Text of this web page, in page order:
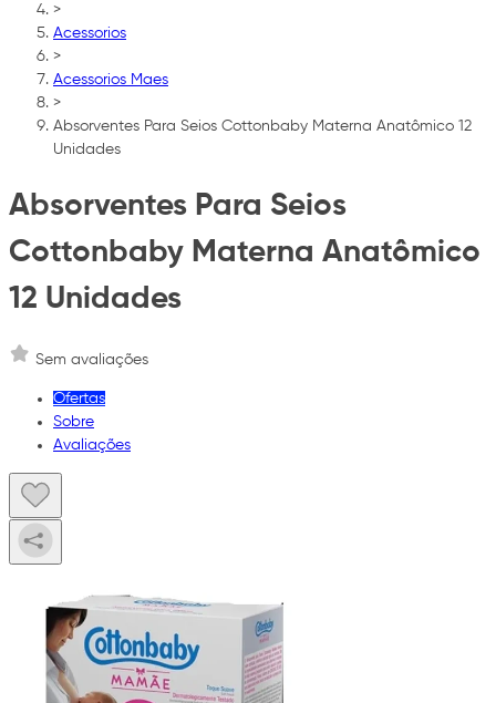
>
Acessorios
>
Acessorios Maes
>
Absorventes Para Seios Cottonbaby Materna Anatômico 12
Unidades
Absorventes Para Seios
Cottonbaby Materna Anatômico
12 Unidades
Sem avaliações
Ofertas
Sobre
Avaliações